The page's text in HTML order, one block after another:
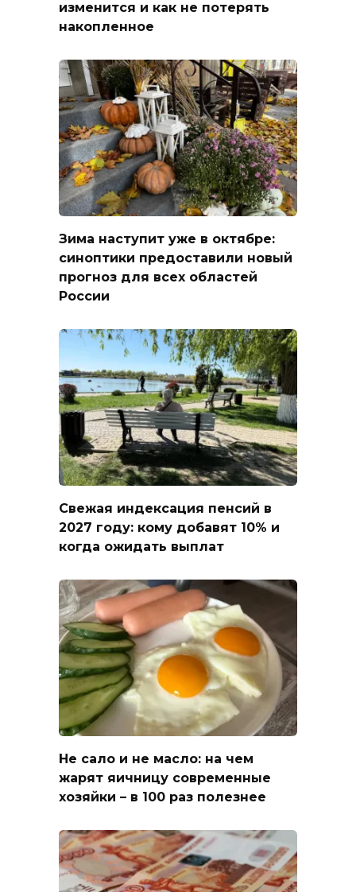
изменится и как не потерять
накопленное
Зима наступит уже в октябре:
синоптики предоставили новый
прогноз для всех областей
России
Свежая индексация пенсий в
2027 году: кому добавят 10% и
когда ожидать выплат
Не сало и не масло: на чем
жарят яичницу современные
хозяйки – в 100 раз полезнее